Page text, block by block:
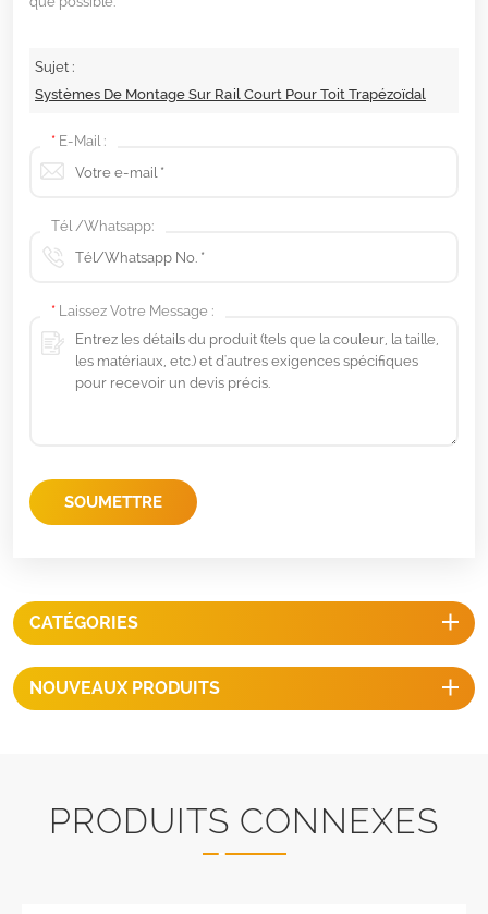
Sujet :
Systèmes De Montage Sur Rail Court Pour Toit Trapézoïdal
* E-Mail :
Tél /Whatsapp:
* Laissez Votre Message :
SOUMETTRE
CATÉGORIES
NOUVEAUX PRODUITS
PRODUITS CONNEXES